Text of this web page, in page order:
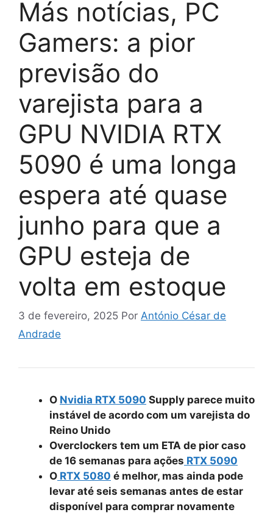
Más notícias, PC
Gamers: a pior
previsão do
varejista para a
GPU NVIDIA RTX
5090 é uma longa
espera até quase
junho para que a
GPU esteja de
volta em estoque
3 de fevereiro, 2025 Por António César de
Andrade
O Nvidia RTX 5090 Supply parece muito
instável de acordo com um varejista do
Reino Unido
Overclockers tem um ETA de pior caso
de 16 semanas para ações RTX 5090
O RTX 5080 é melhor, mas ainda pode
levar até seis semanas antes de estar
disponível para comprar novamente